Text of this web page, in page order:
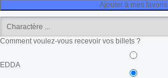
Ajouter à mes favoris
Comment voulez-vous recevoir vos billets ?
EDDA